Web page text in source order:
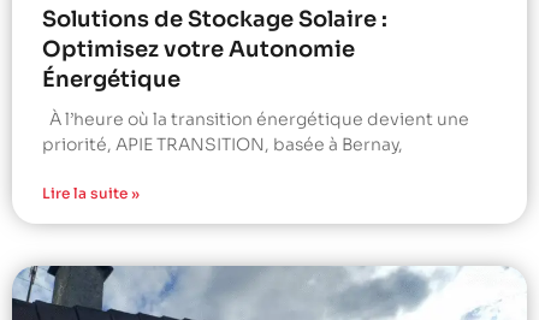
Solutions de Stockage Solaire :
Optimisez votre Autonomie
Énergétique
À l’heure où la transition énergétique devient une
priorité, APIE TRANSITION, basée à Bernay,
Lire la suite »